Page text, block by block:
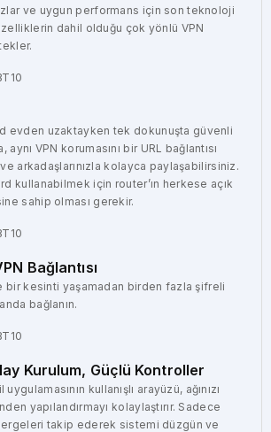
ve uygun performans için son teknoloji
dahil olduğu çok yönlü VPN
evden uzaktayken tek dokunuşta güvenli
aynı VPN korumasını bir URL bağlantısı
ve arkadaşlarınızla kolayca paylaşabilirsiniz.
kullanabilmek için router’ın herkese açık
sahip olması gerekir.
Bağlantısı
bir kesinti yaşamadan birden fazla şifreli
bağlanın.
Kurulum, Güçlü Kontroller
kullanışlı arayüzü, ağınızı
yapılandırmayı kolaylaştırır. Sadece
takip ederek sistemi düzgün ve